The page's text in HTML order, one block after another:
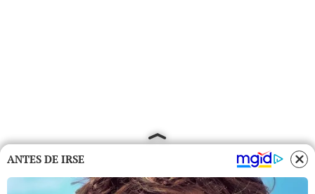
ANTES DE IRSE